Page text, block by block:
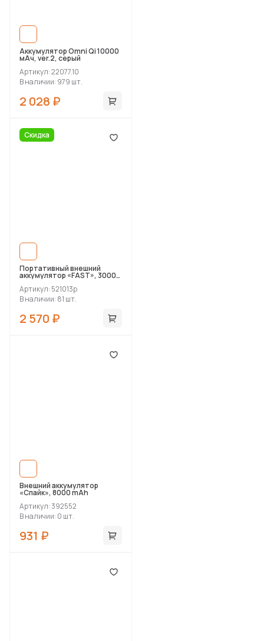
Аккумулятор Omni Qi 10000
мАч, ver.2, серый
Артикул: 22077.10
В наличии: 979 шт.
2 028 ₽
Скидка
Портативный внешний
аккумулятор «FAST», 30000
mAh
Артикул: 521013p
В наличии: 81 шт.
2 570 ₽
Внешний аккумулятор
«Спайк», 8000 mAh
Артикул: 392552
В наличии: 0 шт.
931 ₽